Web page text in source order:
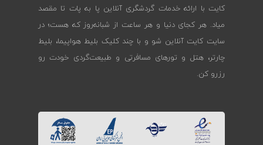
کایت با ارائه خدمات گردشگری آنلاین پا به پات تا مقصد
میاد. هر کجای دنیا و هر ساعت از شبانه‌روز که هست؛ در
سایت کایت آنلاین شو و با چند کلیک بلیط هواپیما، بلیط
چارتر، هتل و تورهای مسافرتی و طبیعت‌گردی خودت رو
رزرو کن.